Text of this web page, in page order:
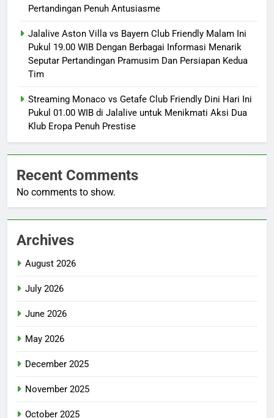
Pertandingan Penuh Antusiasme
Jalalive Aston Villa vs Bayern Club Friendly Malam Ini
Pukul 19.00 WIB Dengan Berbagai Informasi Menarik
Seputar Pertandingan Pramusim Dan Persiapan Kedua
Tim
Streaming Monaco vs Getafe Club Friendly Dini Hari Ini
Pukul 01.00 WIB di Jalalive untuk Menikmati Aksi Dua
Klub Eropa Penuh Prestise
Recent Comments
No comments to show.
Archives
August 2026
July 2026
June 2026
May 2026
December 2025
November 2025
October 2025